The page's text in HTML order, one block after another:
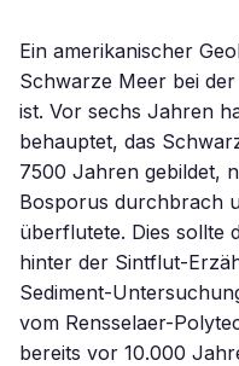
Ein amerikanischer
Schwarze Meer bei
ist. Vor sechs Jahren
behauptet, das
7500 Jahren gebildet,
Bosporus durchbrach
überflutete. Dies sollte
hinter der Sintflut-
Sediment-
vom Rensselaer-
bereits vor 10.000